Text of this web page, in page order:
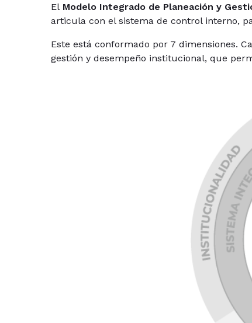
El Modelo Integrado de Planeación y
articula con el sistema de control interno,
Este está conformado por 7 dimensiones.
gestión y desempeño institucional, que